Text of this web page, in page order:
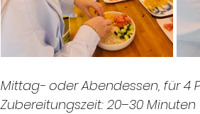
Mittag- oder Abendessen, für 4
Zubereitungszeit: 20–30 Minuten